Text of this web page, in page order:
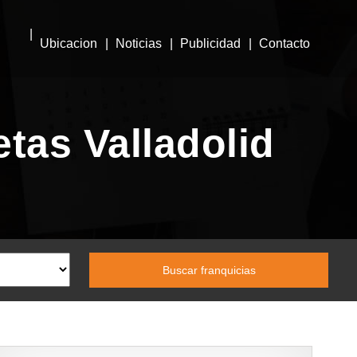
Ubicacion Noticias Publicidad Contacto
Valladolid